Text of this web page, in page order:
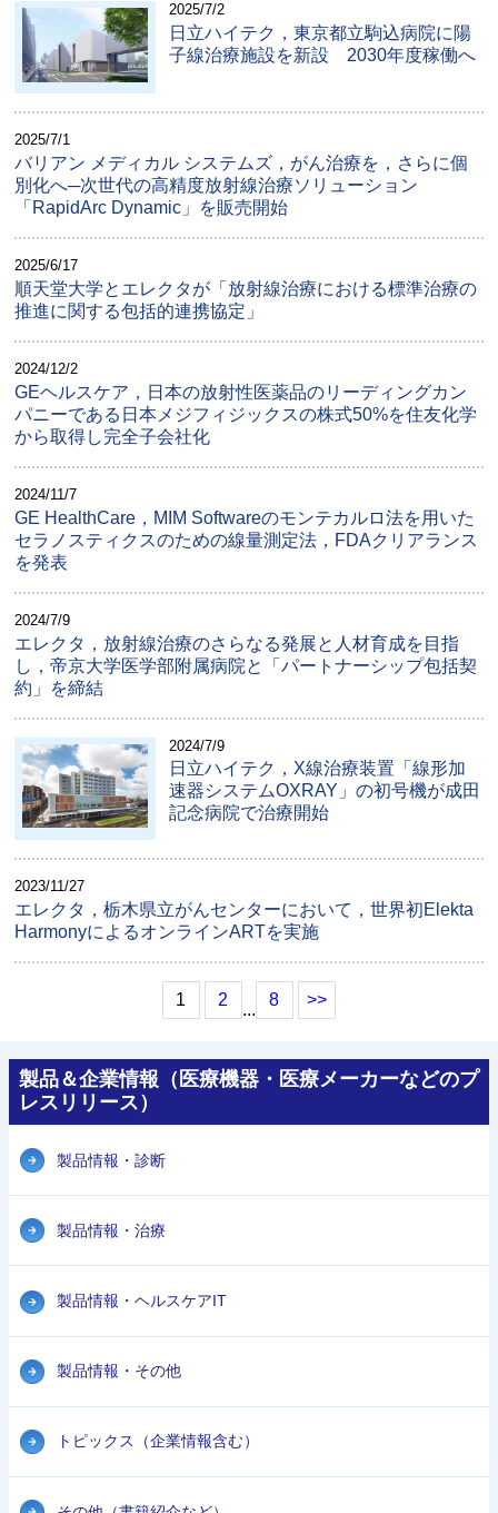
2025/7/2
日立ハイテク，東京都立駒込病院に陽
子線治療施設を新設 2030年度稼働へ
2025/7/1
バリアン メディカル システムズ，がん治療を，さらに個
別化へ─次世代の高精度放射線治療ソリューション
「RapidArc Dynamic」を販売開始
2025/6/17
順天堂大学とエレクタが「放射線治療における標準治療の
推進に関する包括的連携協定」
2024/12/2
GEヘルスケア，日本の放射性医薬品のリーディングカン
パニーである日本メジフィジックスの株式50%を住友化学
から取得し完全子会社化
2024/11/7
GE HealthCare，MIM Softwareのモンテカルロ法を用いた
セラノスティクスのための線量測定法，FDAクリアランス
を発表
2024/7/9
エレクタ，放射線治療のさらなる発展と人材育成を目指
し，帝京大学医学部附属病院と「パートナーシップ包括契
約」を締結
2024/7/9
日立ハイテク，X線治療装置「線形加
速器システムOXRAY」の初号機が成田
記念病院で治療開始
2023/11/27
エレクタ，栃木県立がんセンターにおいて，世界初Elekta
HarmonyによるオンラインARTを実施
1 2
...
8 >>
製品＆企業情報（医療機器・医療メーカーなどのプ
レスリリース）
製品情報・診断
製品情報・治療
製品情報・ヘルスケアIT
製品情報・その他
トピックス（企業情報含む）